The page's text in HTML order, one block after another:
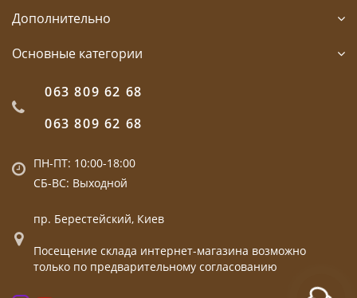
Дополнительно
Основные категории
063 809 62 68
063 809 62 68
ПН-ПТ: 10:00-18:00
СБ-ВС: Выходной
пр. Берестейский, Киев
Посещение склада интернет-магазина возможно
только по предварительному согласованию